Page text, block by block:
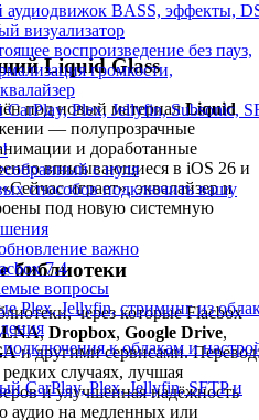
аудиодвижок BASS, эффекты,
визуализатор
воспроизведение без пауз,
громкости,
Plex, Jellyfin, Subsonic,
с нуля
способов подключить вашу
важно
7.4
вопросы
Plex, Jellyfin, стриминг из
к облакам и
CarPlay, Plex, Jellyfin, SFTP и
Liquid Glass
под новый материалLiquid
— полупрозрачные
и доработанные
вписывающиеся в iOS 26 и
играет», эквалайзер и
под новую системную
библиотеки
через которые Flacbox
, Dropbox, Google Drive,
и другими сервисами.
случаях, лучшая
и улучшенная надёжность
аудио на медленных или